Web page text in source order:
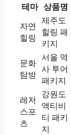
테마 상품명
자연
힐링
제주도
힐링 패
키지
문화
탐방
서울 역
사 투어
패키지
레저
스포
츠
강원도
액티비
티 패키
지